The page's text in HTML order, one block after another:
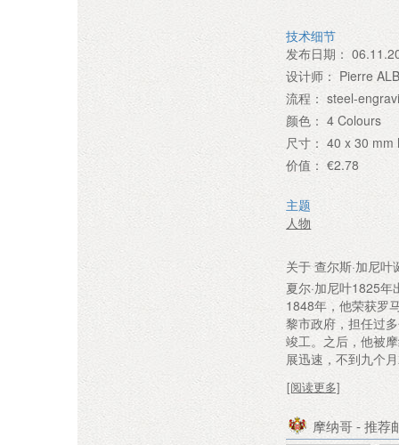
技术细节
发布日期：
设计师： Pierre
流程： steel-
颜色： 4 Colours
尺寸： 40 x 30 mm
价值： €2.78
主题
人物
关于 查尔斯·加尼
夏尔·加尼叶1825
1848年，他荣获罗
黎市政府，担任过
竣工。之后，他被
展迅速，不到九个
[阅读更多]
摩纳哥 - 推荐